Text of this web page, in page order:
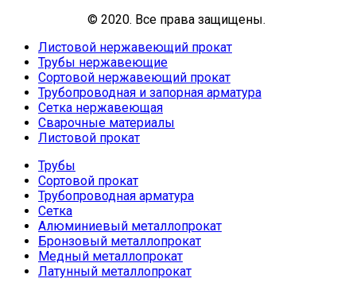
© 2020. Все права защищены.
Листовой нержавеющий прокат
Трубы нержавеющие
Сортовой нержавеющий прокат
Трубопроводная и запорная арматура
Сетка нержавеющая
Сварочные материалы
Листовой прокат
Трубы
Сортовой прокат
Трубопроводная арматура
Сетка
Алюминиевый металлопрокат
Бронзовый металлопрокат
Медный металлопрокат
Латунный металлопрокат